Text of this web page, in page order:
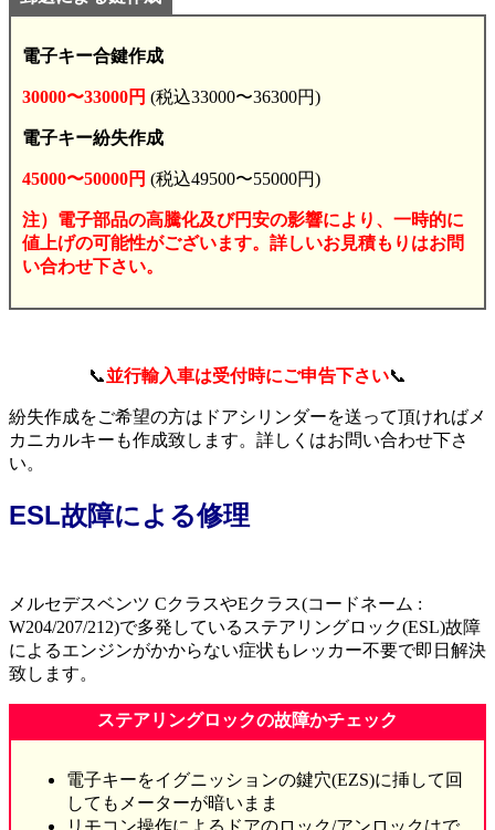
電子キー合鍵作成
30000〜33000円 (税込33000〜36300円)
電子キー紛失作成
45000〜50000円 (税込49500〜55000円)
注）電子部品の高騰化及び円安の影響により、一時的に
値上げの可能性がございます。詳しいお見積もりはお問
い合わせ下さい。
📞並行輸入車は受付時にご申告下さい📞
紛失作成をご希望の方はドアシリンダーを送って頂ければメ
カニカルキーも作成致します。詳しくはお問い合わせ下さ
い。
ESL故障による修理
メルセデスベンツ CクラスやEクラス(コードネーム :
W204/207/212)で多発しているステアリングロック(ESL)故障
によるエンジンがかからない症状もレッカー不要で即日解決
致します。
ステアリングロックの故障かチェック
電子キーをイグニッションの鍵穴(EZS)に挿して回
してもメーターが暗いまま
リモコン操作によるドアのロック/アンロックはで